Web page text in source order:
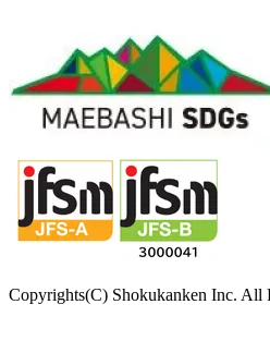
Copyrights(C) Shokukanken Inc. All